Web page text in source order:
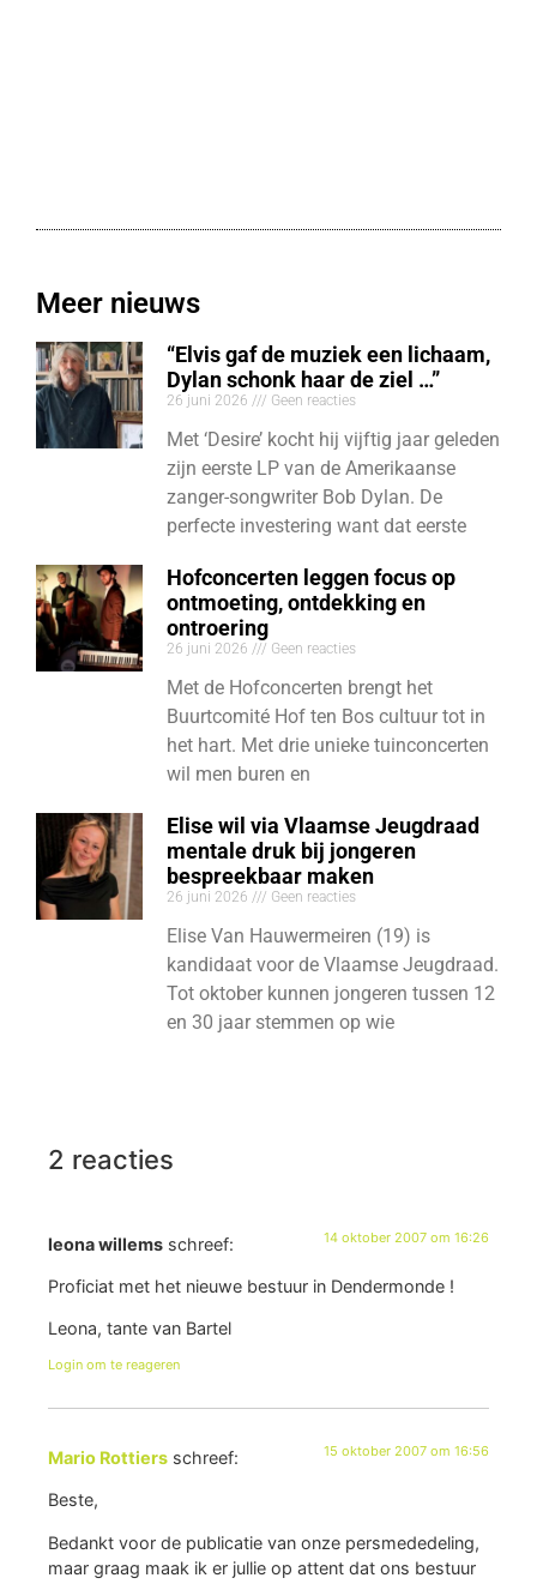
Meer nieuws
“Elvis gaf de muziek een lichaam,
Dylan schonk haar de ziel …”
26 juni 2026 Geen reacties
Met ‘Desire’ kocht hij vijftig jaar geleden
zijn eerste LP van de Amerikaanse
zanger-songwriter Bob Dylan. De
perfecte investering want dat eerste
Hofconcerten leggen focus op
ontmoeting, ontdekking en
ontroering
26 juni 2026 Geen reacties
Met de Hofconcerten brengt het
Buurtcomité Hof ten Bos cultuur tot in
het hart. Met drie unieke tuinconcerten
wil men buren en
Elise wil via Vlaamse Jeugdraad
mentale druk bij jongeren
bespreekbaar maken
26 juni 2026 Geen reacties
Elise Van Hauwermeiren (19) is
kandidaat voor de Vlaamse Jeugdraad.
Tot oktober kunnen jongeren tussen 12
en 30 jaar stemmen op wie
2 reacties
leona willems schreef: 14 oktober 2007 om 16:26
Proficiat met het nieuwe bestuur in Dendermonde !
Leona, tante van Bartel
Login om te reageren
Mario Rottiers schreef: 15 oktober 2007 om 16:56
Beste,
Bedankt voor de publicatie van onze persmededeling,
maar graag maak ik er jullie op attent dat ons bestuur